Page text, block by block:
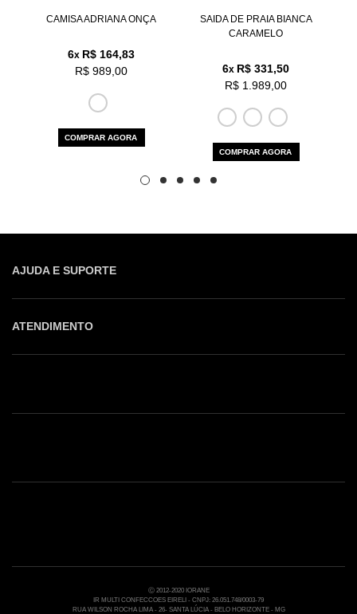
CAMISA ADRIANA ONÇA
6x R$ 164,83
R$ 989,00
COMPRAR AGORA
SAIDA DE PRAIA BIANCA
CARAMELO
6x R$ 331,50
R$ 1.989,00
COMPRAR AGORA
AJUDA E SUPORTE
ATENDIMENTO
Nossas Lojas
Ⓒ 2012-2020 IORANE
IR MULTI CONFECCOES EIRELI - CNPJ: 26.051.748/0003-79
RUA WILSON ROCHA LIMA - 26- SANTA LÚCIA - BELO HORIZONTE - MG